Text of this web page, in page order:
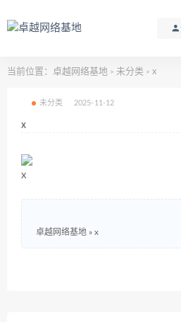
当前位置： 卓越网络基地 > 未分类 > x
未分类 2025-11-12
x
x
卓越网络基地 » x